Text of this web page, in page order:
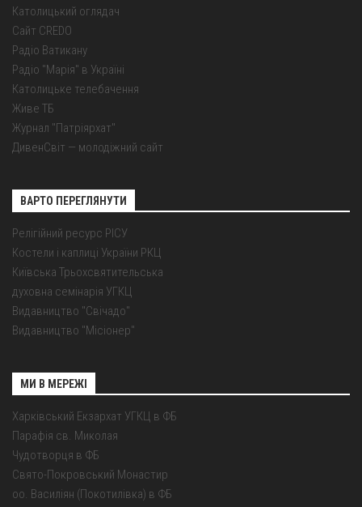
Католицький оглядач
Сайт CREDO
Радіо Ватикану
Радіо "Марія" в Україні
Католицьке телебачення
Живе ТБ
Журнал "Патріярхат"
ДивенСвіт — молодіжний сайт
ВАРТО ПЕРЕГЛЯНУТИ
Релігійний ресурс РІСУ
Костели і каплиці України РКЦ
Київська Трьохсвятительська
духовна семінарія УГКЦ
Видавництво "Свічадо"
Видавництво "Місіонер"
МИ В МЕРЕЖІ
Харківський Екзархат УГКЦ в ФБ
Парафія св. Миколая
Чудотворця в ФБ
Свято-Покровський Монастир
оо. Василіян (Покотилівка) в ФБ